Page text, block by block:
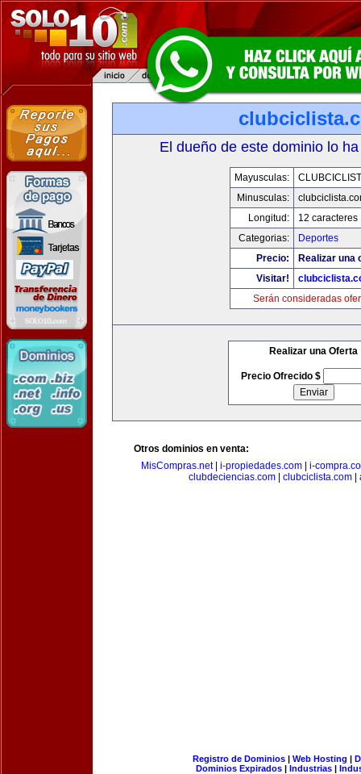
El dueño de este dominio lo
Mayusculas:
Minusculas:
Longitud:
12 caracteres
Categorias:
Deportes
Precio:
Realizar una
Visitar!
Serán consideradas
Realizar una Oferta
Precio Ofrecido $
Otros dominios en venta:
MisCompras.net| i-propiedades.com| i-
clubdeciencias.com
clubciclista.com
Registro de Dominios| Web Hosting |
Dominios Expirados | Industrias |